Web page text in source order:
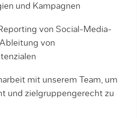
und Kampagnen
von Social-Media-
von
mit unserem Team, um
und zielgruppengerecht zu